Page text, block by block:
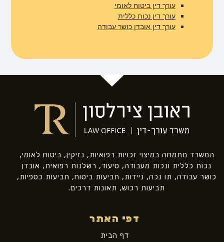
עורך דין ביטוח לאומי
עורך דין נכות כללית
עורך דין אובדן כושר עבודה
המשרד מתמחה במיצוי זכויות רפואיות, נזיקין, ביטוח לאומי,
נכות כללית ונכות מעבודה, סיעוד, רשלנות רפואית, אובדן
כושר עבודה, תו נכה, ניידות, תביעות ביטוח, תביעות כספיות,
תביעות רכוש, תאונות דרכים.
דפי האתר
דף הבית